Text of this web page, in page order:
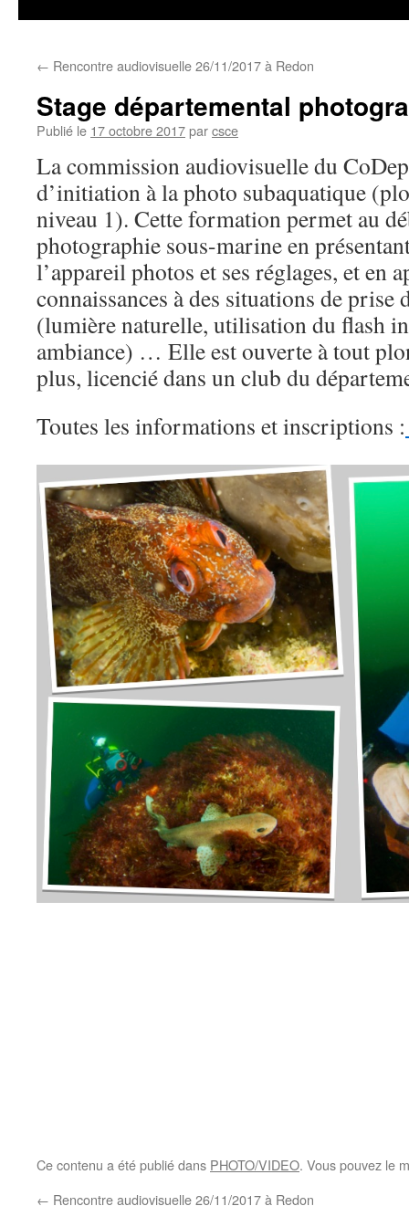
← Rencontre audiovisuelle 26/11/2017 à Redon
Stage départemental
Publié le 17 octobre 2017parcsce
La commission audiovisuelle du
d’initiation à la photo subaquatique
niveau 1). Cette formation permet au
photographie sous-marine en
l’appareil photos et ses réglages, et en
connaissances à des situations de prise
(lumière naturelle, utilisation du flash
ambiance) … Elle est ouverte à tout
plus, licencié dans un club du
Toutes les informations et inscriptions :
Ce contenu a été publié dans PHOTO/VIDEO. Vous pouvez le
← Rencontre audiovisuelle 26/11/2017 à Redon